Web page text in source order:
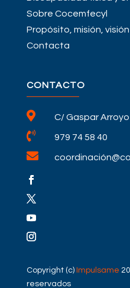
Sobre Cocemfecyl
Propósito, misión,
Contacta
CONTACTO
 C/ Gaspar Arroyo
 979 74 58 40

Copyright (c) Impulsame
reservados